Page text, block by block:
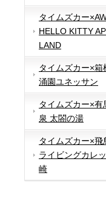
タイムズカー
HELLO KITTY
LAND
タイムズカー×箱
涌園ユネッサン
タイムズカー×有
泉 太閤の湯
タイムズカー×飛
ライビングカレッ
崎